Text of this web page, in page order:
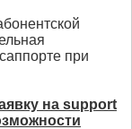
при
на support